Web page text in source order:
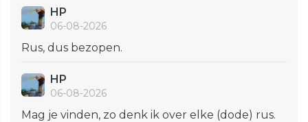
HP
06-08-2026
Rus, dus bezopen.
HP
06-08-2026
Mag je vinden, zo denk ik over elke (dode) rus.